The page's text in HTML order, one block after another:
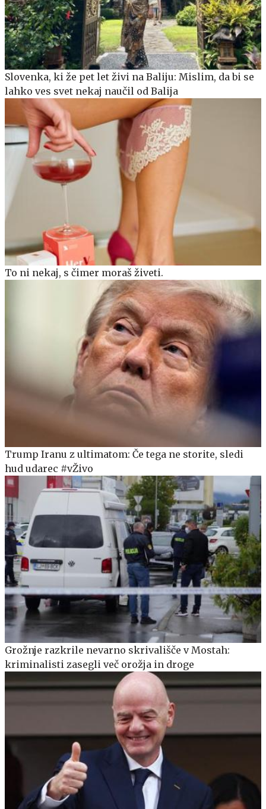
Slovenka, ki že pet let živi na Baliju: Mislim, da bi se
lahko ves svet nekaj naučil od Balija
To ni nekaj, s čimer moraš živeti.
Trump Iranu z ultimatom: Če tega ne storite, sledi
hud udarec #vŽivo
Grožnje razkrile nevarno skrivališče v Mostah:
kriminalisti zasegli več orožja in droge